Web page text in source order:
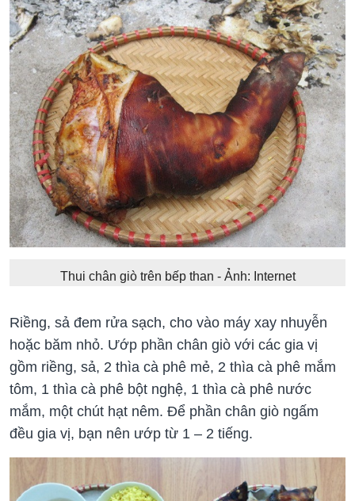
Thui chân giò trên bếp than - Ảnh: Internet
Riềng, sả đem rửa sạch, cho vào máy xay nhuyễn
hoặc băm nhỏ. Ướp phần chân giò với các gia vị
gồm riềng, sả, 2 thìa cà phê mẻ, 2 thìa cà phê mắm
tôm, 1 thìa cà phê bột nghệ, 1 thìa cà phê nước
mắm, một chút hạt nêm. Để phần chân giò ngấm
đều gia vị, bạn nên ướp từ 1 – 2 tiếng.